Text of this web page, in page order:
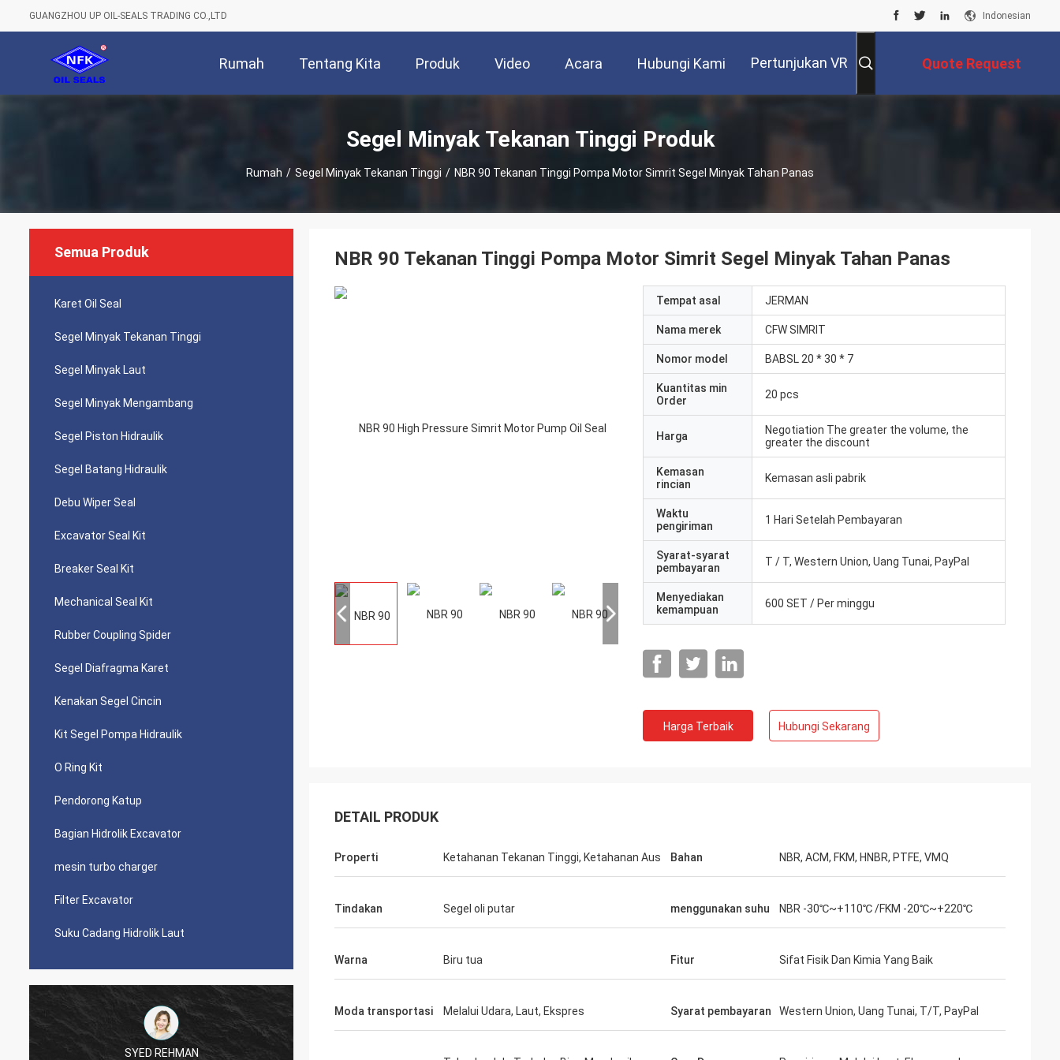
GUANGZHOU UP OIL-SEALS TRADING CO.,LTD Indonesian
Rumah Tentang Kita Produk Video Acara Hubungi Kami Pertunjukan VR Quote Request
Segel Minyak Tekanan Tinggi Produk
Rumah / Segel Minyak Tekanan Tinggi / NBR 90 Tekanan Tinggi Pompa Motor Simrit Segel Minyak Tahan Panas
Semua Produk
Karet Oil Seal
Segel Minyak Tekanan Tinggi
Segel Minyak Laut
Segel Minyak Mengambang
Segel Piston Hidraulik
Segel Batang Hidraulik
Debu Wiper Seal
Excavator Seal Kit
Breaker Seal Kit
Mechanical Seal Kit
Rubber Coupling Spider
Segel Diafragma Karet
Kenakan Segel Cincin
Kit Segel Pompa Hidraulik
O Ring Kit
Pendorong Katup
Bagian Hidrolik Excavator
mesin turbo charger
Filter Excavator
Suku Cadang Hidrolik Laut
SYED REHMAN
NBR 90 Tekanan Tinggi Pompa Motor Simrit Segel Minyak Tahan Panas
Tempat asal JERMAN
Nama merek CFW SIMRIT
Nomor model BABSL 20 * 30 * 7
Kuantitas min
Order
20 pcs
Harga
Negotiation The greater the volume, the
greater the discount
Kemasan
rincian
Kemasan asli pabrik
Waktu
pengiriman
1 Hari Setelah Pembayaran
Syarat-syarat
pembayaran
T / T, Western Union, Uang Tunai, PayPal
Menyediakan
kemampuan
600 SET / Per minggu
Harga Terbaik Hubungi Sekarang
DETAIL PRODUK
Properti Ketahanan Tekanan Tinggi, Ketahanan Aus Bahan NBR, ACM, FKM, HNBR, PTFE, VMQ
Tindakan Segel oli putar menggunakan suhu NBR -30℃~+110℃ /FKM -20℃~+220℃
Warna Biru tua Fitur Sifat Fisik Dan Kimia Yang Baik
Moda transportasi Melalui Udara, Laut, Ekspres Syarat pembayaran Western Union, Uang Tunai, T/T, PayPal